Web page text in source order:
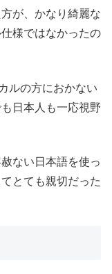
が、かなり綺麗な
様ではなかったの
ルの方におかない
日本人も一応視野
ない日本語を使っ
とても親切だった